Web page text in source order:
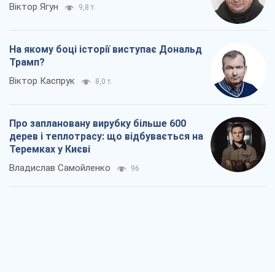
Віктор Ягун 9,8 т.
На якому боці історії виступає Дональд
Трамп?
Віктор Каспрук 8,0 т.
Про заплановану вирубку більше 600
дерев і теплотрасу: що відбувається на
Теремках у Києві
Владислав Самойленко 96